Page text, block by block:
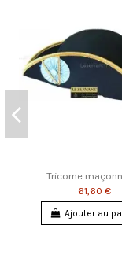
Tricorne
61,60 €
Ajouter au